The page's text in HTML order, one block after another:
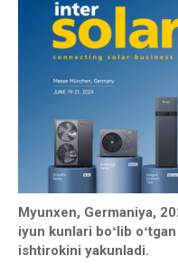
Myunxen, Germaniya,
iyun kunlari boʻlib
ishtirokini yakunladi.